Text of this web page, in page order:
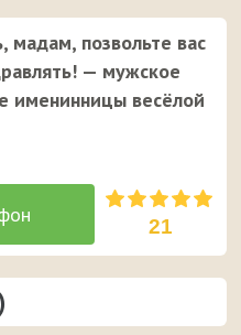
мадам, позвольте вас
— мужское
именинницы весёлой
21